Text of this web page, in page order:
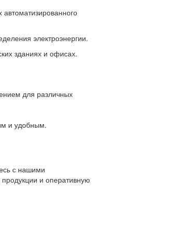
электроэнергии.
зданиях и офисах.
для различных
и удобным.
с нашими
и оперативную